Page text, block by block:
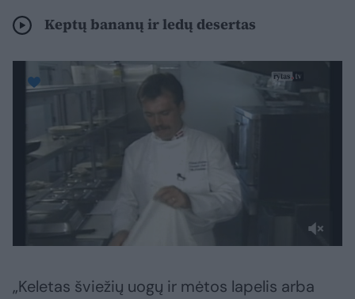
Keptų bananų ir ledų desertas
„Keletas šviežių uogų ir mėtos lapelis arba